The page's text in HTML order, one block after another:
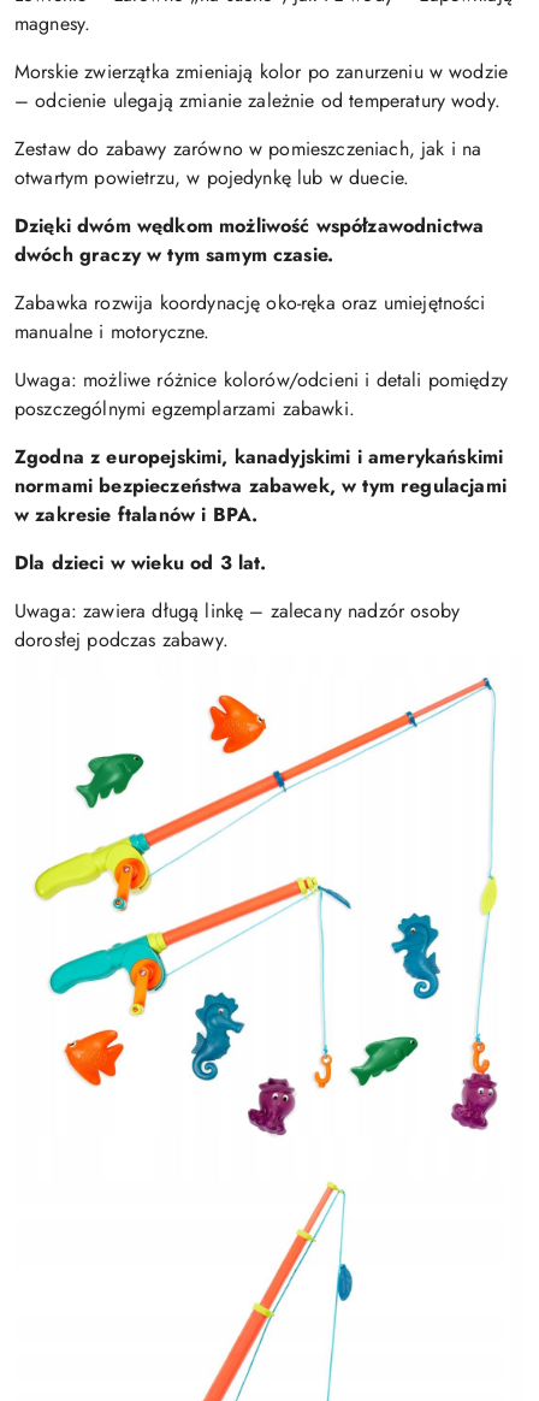
magnesy.
Morskie zwierzątka zmieniają kolor po zanurzeniu w wodzie
– odcienie ulegają zmianie zależnie od temperatury wody.
Zestaw do zabawy zarówno w pomieszczeniach, jak i na
otwartym powietrzu, w pojedynkę lub w duecie.
Dzięki dwóm wędkom możliwość współzawodnictwa
dwóch graczy w tym samym czasie.
Zabawka rozwija koordynację oko-ręka oraz umiejętności
manualne i motoryczne.
Uwaga: możliwe różnice kolorów/odcieni i detali pomiędzy
poszczególnymi egzemplarzami zabawki.
Zgodna z europejskimi, kanadyjskimi i amerykańskimi
normami bezpieczeństwa zabawek, w tym regulacjami
w zakresie ftalanów i BPA.
Dla dzieci w wieku od 3 lat.
Uwaga: zawiera długą linkę – zalecany nadzór osoby
dorosłej podczas zabawy.